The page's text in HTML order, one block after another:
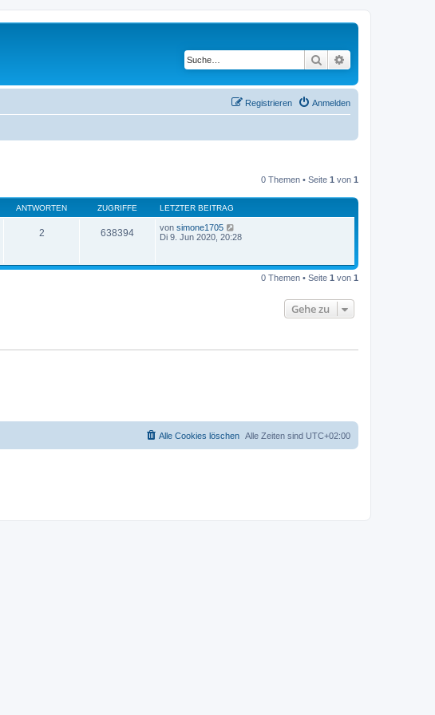
Suche
Anmelden
Registrieren
0 Themen • Seite 1 von 1
ANTWORTEN ZUGRIFFE LETZTER BEITRAG
2 638394 von simone1705
Di 9. Jun 2020, 20:28
0 Themen • Seite 1 von 1
Gehe zu
Alle Zeiten sind UTC+02:00
Alle Cookies löschen